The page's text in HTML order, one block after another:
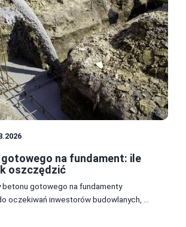
gotowego na fundament: ile
oszczędzić
betonu gotowego na fundamenty
oczekiwań inwestorów budowlanych, ...